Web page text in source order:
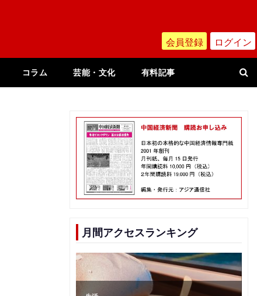
会員登録 ログイン
コラム 芸能・文化 有料記事
月間アクセスランキング